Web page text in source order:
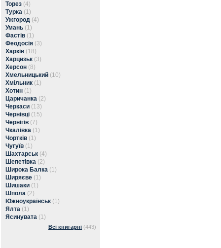
Торез (4)
Турка (1)
Ужгород (4)
Умань (1)
Фастів (1)
Феодосія (3)
Харків (18)
Харцизьк (3)
Херсон (8)
Хмельницький (10)
Хмільник (1)
Хотин (1)
Царичанка (2)
Черкаси (13)
Чернівці (15)
Чернігів (7)
Чкалівка (1)
Чортків (1)
Чугуїв (1)
Шахтарськ (4)
Шепетівка (2)
Широка Балка (1)
Ширяєве (1)
Шишаки (1)
Шпола (2)
Южноукраїнськ (1)
Ялта (1)
Ясинувата (1)
Всі книгарні (443)